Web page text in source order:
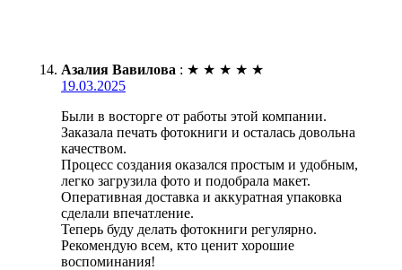
Азалия Вавилова : ★ ★ ★ ★ ★
19.03.2025
Были в восторге от работы этой компании.
Заказала печать фотокниги и осталась довольна
качеством.
Процесс создания оказался простым и удобным,
легко загрузила фото и подобрала макет.
Оперативная доставка и аккуратная упаковка
сделали впечатление.
Теперь буду делать фотокниги регулярно.
Рекомендую всем, кто ценит хорошие
воспоминания!